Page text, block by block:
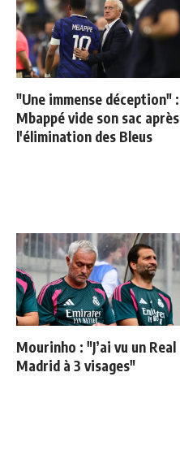
"Une immense déception" :
Mbappé vide son sac après
l'élimination des Bleus
Mourinho : "J’ai vu un Real
Madrid à 3 visages"